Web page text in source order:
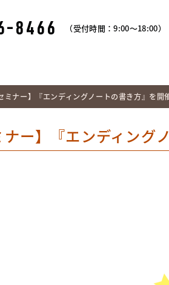
8466 （受付時間：9:00～18:00）
ナー】『エンディングノートの書き方』を開
ー】『エンディング